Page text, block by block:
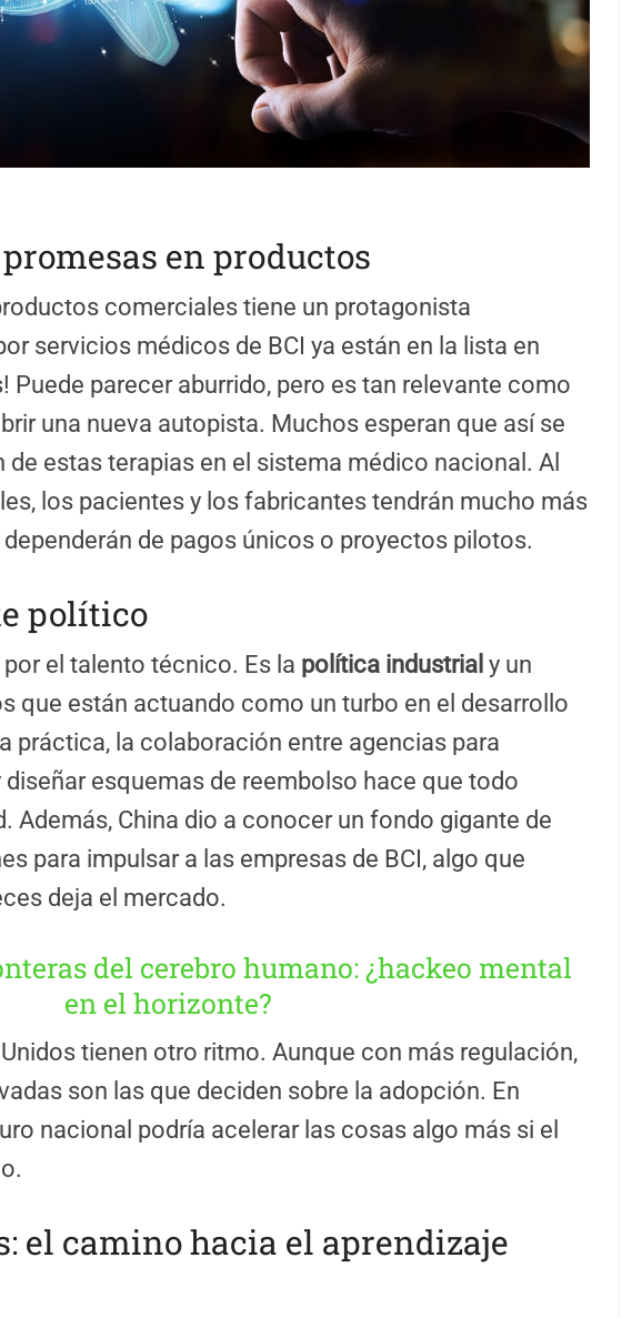
en productos
comerciales tiene un protagonista
servicios médicos de BCI ya están en la lista en
Puede parecer aburrido, pero es tan relevante como
una nueva autopista. Muchos esperan que así se
estas terapias en el sistema médico nacional. Al
los pacientes y los fabricantes tendrán mucho más
de pagos únicos o proyectos pilotos.
político
el talento técnico. Es la política industrial y un
que están actuando como un turbo en el desarrollo
práctica, la colaboración entre agencias para
esquemas de reembolso hace que todo
Además, China dio a conocer un fondo gigante de
para impulsar a las empresas de BCI, algo que
deja el mercado.
del cerebro humano: ¿hackeo mental
en el horizonte?
tienen otro ritmo. Aunque con más regulación,
son las que deciden sobre la adopción. En
nacional podría acelerar las cosas algo más si el
el camino hacia el aprendizaje